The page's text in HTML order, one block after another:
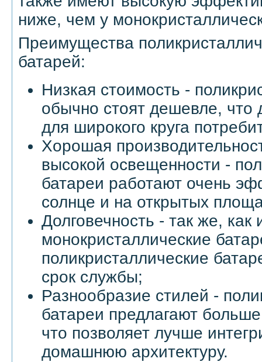
ниже, чем у
Преимущества
батарей:
Низкая стоимость -
обычно стоят дешевле, что
для широкого круга
Хорошая
высокой освещенности -
батареи работают очень
солнце и на открытых
Долговечность - так же, как
монокристаллические
поликристаллические
срок службы;
Разнообразие стилей -
батареи предлагают
что позволяет лучше
домашнюю архитектуру.